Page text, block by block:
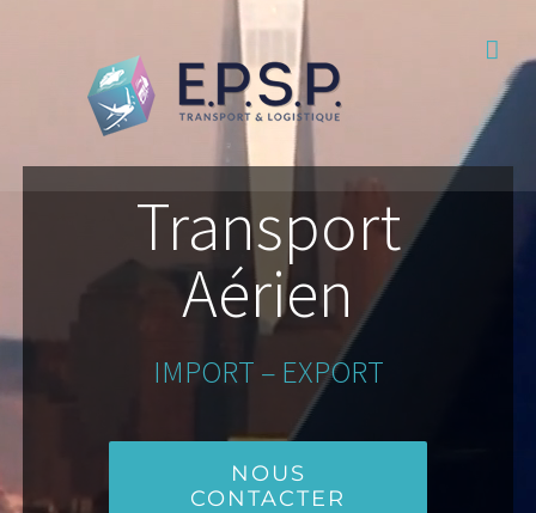
Transport
Aérien
IMPORT – EXPORT
NOUS
CONTACTER